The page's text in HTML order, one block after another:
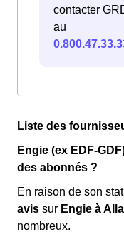
contacter
au
Liste des
Engie (ex EDF-
des abonnés ?
En raison de son
avis sur Engie à
nombreux.